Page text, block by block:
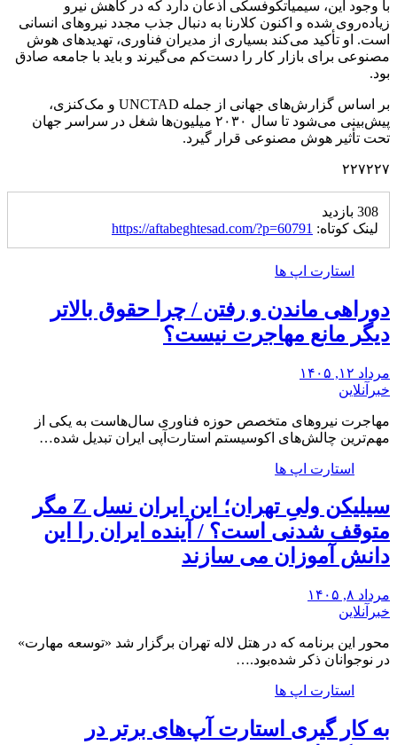
با وجود این، سیمیاتکوفسکی اذعان دارد که در کاهش نیرو
زیاده‌روی شده و اکنون کلارنا به دنبال جذب مجدد نیروهای انسانی
است. او تأکید می‌کند بسیاری از مدیران فناوری، تهدیدهای هوش
مصنوعی برای بازار کار را دست‌کم می‌گیرند و باید با جامعه صادق
بود.
بر اساس گزارش‌های جهانی از جمله UNCTAD و مک‌کنزی،
پیش‌بینی می‌شود تا سال ۲۰۳۰ میلیون‌ها شغل در سراسر جهان
تحت تأثیر هوش مصنوعی قرار گیرد.
۲۲۷۲۲۷
308 بازدید
لینک کوتاه: https://aftabeghtesad.com/?p=60791
استارت اپ ها
دوراهی ماندن و رفتن / چرا حقوق بالاتر
دیگر مانع مهاجرت نیست؟
مرداد ۱۲, ۱۴۰۵
خبرآنلاین
مهاجرت نیروهای متخصص حوزه فناوری سال‌هاست به یکی از
مهم‌ترین چالش‌های اکوسیستم استارت‌آپی ایران تبدیل شده…
استارت اپ ها
سیلیکن ولیِ تهران؛ این ایران نسل Z مگر
متوقف شدنی است؟ / آینده ایران را این
دانش آموزان می سازند
مرداد ۸, ۱۴۰۵
خبرآنلاین
محور این برنامه که در هتل لاله تهران برگزار شد «توسعه مهارت»
در نوجوانان ذکر شده‌بود.…
استارت اپ ها
به کار گیری استارت آپ‌های برتر در